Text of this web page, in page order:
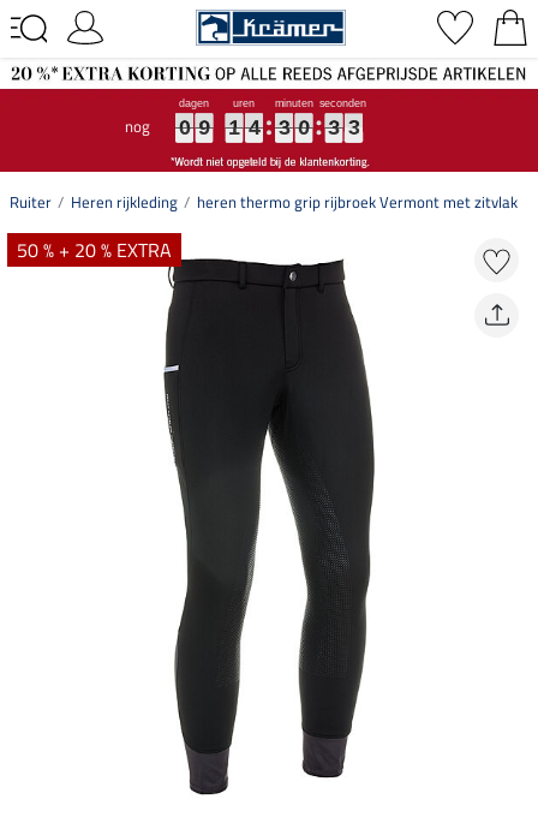
nog 0
0
0
0 9
9
9
9 1
1
1
1 4
4
4
4 3
3
3
3 0
0
0
0 3
3
3
3 3
3
3
3
Ruiter Heren rijkleding heren thermo grip rijbroek Vermont met zitvlak
50 % + 20 % EXTRA